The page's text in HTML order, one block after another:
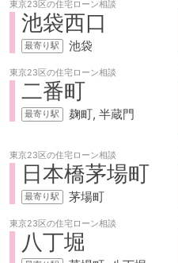
東京23区の住宅ローン相談
池袋西口
池袋
東京23区の住宅ローン相談
二番町
麹町 半蔵門
東京23区の住宅ローン相談
日本橋茅場町
茅場町
東京23区の住宅ローン相談
八丁堀